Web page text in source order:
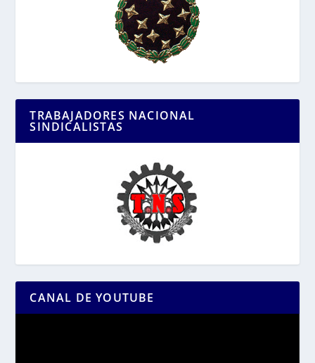
TRABAJADORES NACIONAL
SINDICALISTAS
CANAL DE YOUTUBE